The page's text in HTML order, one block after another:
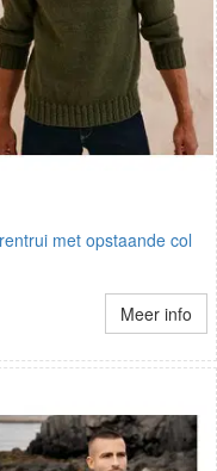
met opstaande col
Meer info